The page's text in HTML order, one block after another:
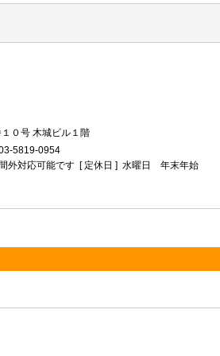
０号 木城ビル１階
5819-0954
外対応可能です [ 定休日 ] 水曜日 年末年始